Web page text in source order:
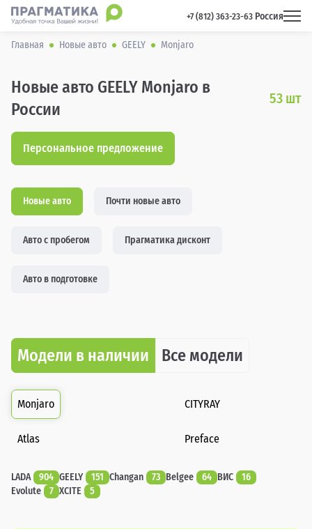
+7 (812) 363-23-63 Россия
Главная Новые авто GEELY Monjaro
Новые авто GEELY Monjaro в
России
53 шт
Персональное предложение
Новые авто Почти новые авто
Авто с пробегом Прагматика дисконт
Авто в подготовке
Модели в наличии Все модели
Monjaro CITYRAY
Atlas Preface
LADA 904 GEELY 151 Changan 73 Belgee 64 ВИС
16
Evolute
7 XCITE 5